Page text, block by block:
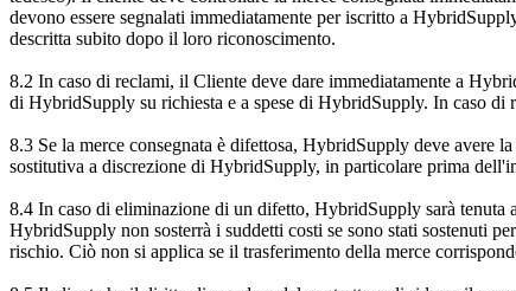
devono essere segnalati immediatamente per iscritto a
descritta subito dopo il loro riconoscimento.
8.2 In caso di reclami, il Cliente deve dare immediatamente a
di HybridSupply su richiesta e a spese di HybridSupply. In caso
8.3 Se la merce consegnata è difettosa, HybridSupply deve avere
sostitutiva a discrezione di HybridSupply, in particolare prima
8.4 In caso di eliminazione di un difetto, HybridSupply sarà tenuta
HybridSupply non sosterrà i suddetti costi se sono stati sostenuti
rischio. Ciò non si applica se il trasferimento della merce